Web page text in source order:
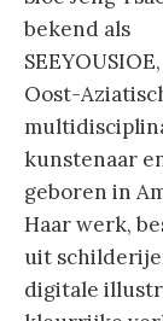
bekend als
Oost-
kunstenaar
geboren in
Haar werk,
uit
digitale